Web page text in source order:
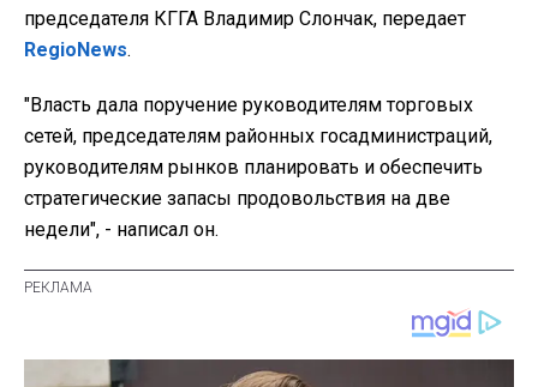
председателя КГГА Владимир Слончак, передает
RegioNews.
"Власть дала поручение руководителям торговых
сетей, председателям районных госадминистраций,
руководителям рынков планировать и обеспечить
стратегические запасы продовольствия на две
недели", - написал он.